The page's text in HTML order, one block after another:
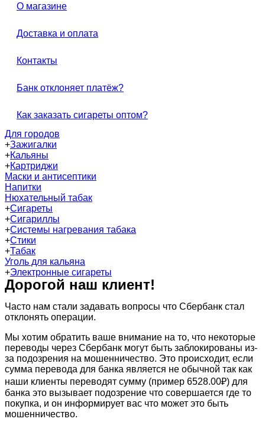
О магазине
Доставка и оплата
Контакты
Банк отклоняет платёж?
Как заказать сигареты оптом?
Для городов
+Зажигалки
+Кальяны
+Картриджи
Маски и антисептики
Напитки
Нюхательный табак
+Сигареты
+Сигариллы
+Системы нагревания табака
+Стики
+Табак
Уголь для кальяна
+Электронные сигареты
Дорогой наш клиент!
Часто нам стали задавать вопросы что Сбербанк стал
отклонять операции.
Мы хотим обратить ваше внимание на то, что некоторые
переводы через Сбербанк могут быть заблокированы из-
за подозрения на мошенничество. Это происходит, если
сумма перевода для банка является не обычной так как
наши клиенты переводят сумму (пример 6528.00₽) для
банка это вызывает подозрение что совершается где то
покупка, и он информирует вас что может это быть
мошенничество.